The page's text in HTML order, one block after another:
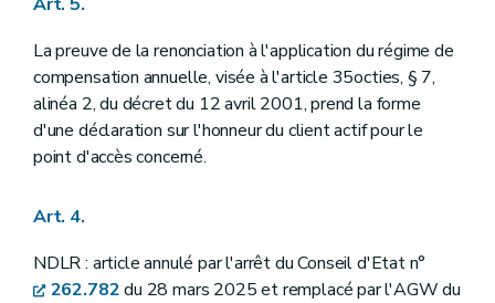
La preuve de la renonciation à l'application du régime de
compensation annuelle, visée à l'article 35octies, § 7,
alinéa 2, du décret du 12 avril 2001, prend la forme
d'une déclaration sur l'honneur du client actif pour le
point d'accès concerné.
Art. 4.
NDLR : article annulé par l'arrêt du Conseil d'Etat n°
262.782du 28 mars 2025 et remplacé par l'AGW du